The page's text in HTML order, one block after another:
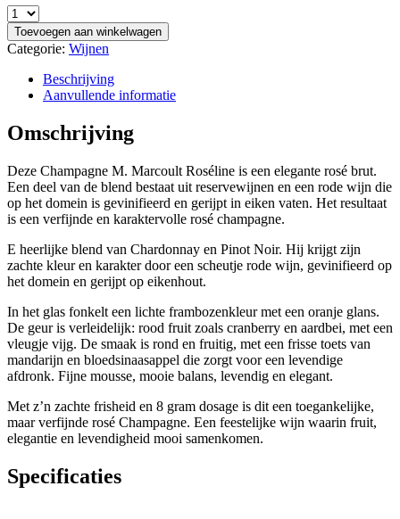
Toevoegen aan winkelwagen
Categorie: Wijnen
Beschrijving
Aanvullende informatie
Omschrijving
Deze Champagne M. Marcoult Roséline is een elegante rosé brut.
Een deel van de blend bestaat uit reservewijnen en een rode wijn die
op het domein is gevinifieerd en gerijpt in eiken vaten. Het resultaat
is een verfijnde en karaktervolle rosé champagne.
E heerlijke blend van Chardonnay en Pinot Noir. Hij krijgt zijn
zachte kleur en karakter door een scheutje rode wijn, gevinifieerd op
het domein en gerijpt op eikenhout.
In het glas fonkelt een lichte frambozenkleur met een oranje glans.
De geur is verleidelijk: rood fruit zoals cranberry en aardbei, met een
vleugje vijg. De smaak is rond en fruitig, met een frisse toets van
mandarijn en bloedsinaasappel die zorgt voor een levendige
afdronk. Fijne mousse, mooie balans, levendig en elegant.
Met z’n zachte frisheid en 8 gram dosage is dit een toegankelijke,
maar verfijnde rosé Champagne. Een feestelijke wijn waarin fruit,
elegantie en levendigheid mooi samenkomen.
Specificaties